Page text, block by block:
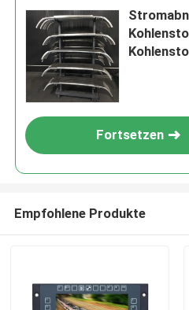
Fortsetzen
Empfohlene Produkte